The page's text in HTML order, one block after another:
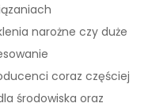
narożne czy duże
coraz częściej
środowiska oraz